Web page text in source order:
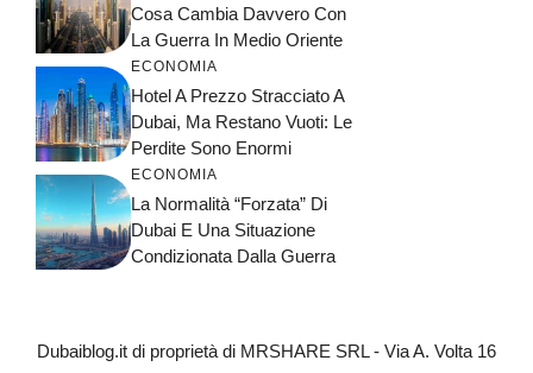
Cosa Cambia Davvero Con
La Guerra In Medio Oriente
ECONOMIA
Hotel A Prezzo Stracciato A
Dubai, Ma Restano Vuoti: Le
Perdite Sono Enormi
ECONOMIA
La Normalità “forzata” Di
Dubai E Una Situazione
Condizionata Dalla Guerra
Dubaiblog.it di proprietà di MRSHARE SRL - Via A. Volta 16